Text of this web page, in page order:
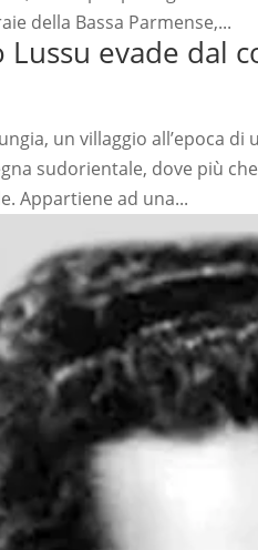
della Bassa Parmense,...
evade dal
un villaggio all’epoca
sudorientale, dove più
Appartiene ad una...